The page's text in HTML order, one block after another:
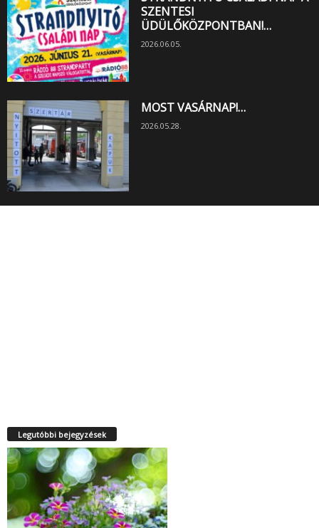
SZENTESI
ÜDÜLŐKÖZPONTBAN!…
2026.06.05.
MOST VASÁRNAP!…
2026.05.28.
Legutóbbi bejegyzések